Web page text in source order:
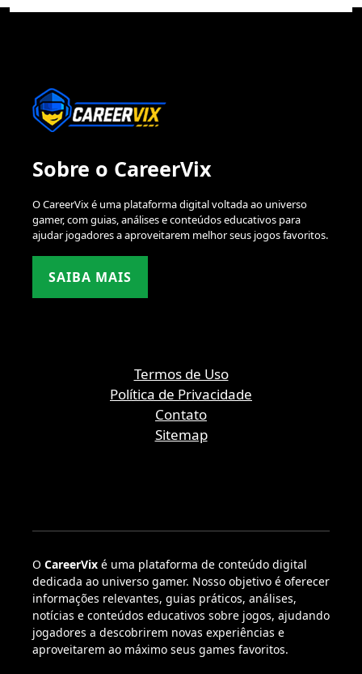
Sobre o CareerVix
O CareerVix é uma plataforma digital voltada ao universo
gamer, com guias, análises e conteúdos educativos para
ajudar jogadores a aproveitarem melhor seus jogos favoritos.
SAIBA MAIS
Termos de Uso
Política de Privacidade
Contato
Sitemap
O CareerVix é uma plataforma de conteúdo digital
dedicada ao universo gamer. Nosso objetivo é oferecer
informações relevantes, guias práticos, análises,
notícias e conteúdos educativos sobre jogos, ajudando
jogadores a descobrirem novas experiências e
aproveitarem ao máximo seus games favoritos.